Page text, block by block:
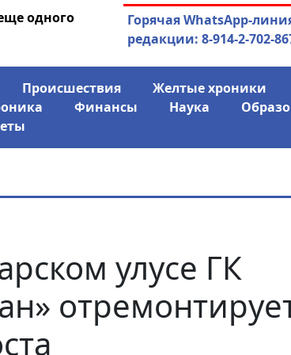
одного
04.08.2026Маринычев у
Горячая WhatsApp-
редакции: 8-914-2-702-
Происшествия Желтые хроники
Финансы Наука
улусе ГК